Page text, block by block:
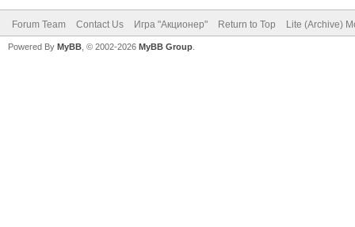
Forum Team Contact Us Игра "Акционер" Return to Top Lite (Archive)
Powered By MyBB , © 2002-2026 MyBB Group